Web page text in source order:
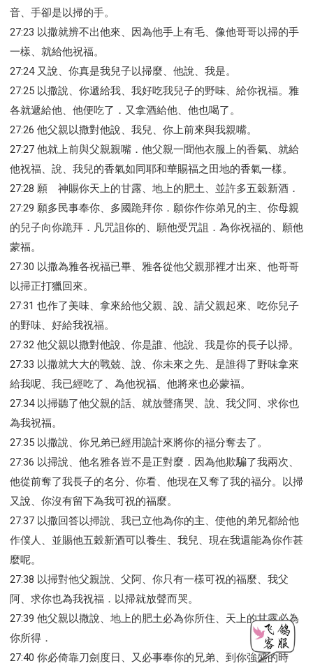
音、手卻是以掃的手。
27:23 以撒就辨不出他來、因為他手上有毛、像他哥哥以掃的手
一樣、就給他祝福。
27:24 又說、你真是我兒子以掃麼、他說、我是。
27:25 以撒說、你遞給我、我好吃我兒子的野味、給你祝福。雅
各就遞給他、他便吃了．又拿酒給他、他也喝了。
27:26 他父親以撒對他說、我兒、你上前來與我親嘴。
27:27 他就上前與父親親嘴．他父親一聞他衣服上的香氣、就給
他祝福、說、我兒的香氣如同耶和華賜福之田地的香氣一樣。
27:28 願 神賜你天上的甘露、地上的肥土、並許多五穀新酒．
27:29 願多民事奉你、多國跪拜你．願你作你弟兄的主、你母親
的兒子向你跪拜．凡咒詛你的、願他受咒詛．為你祝福的、願他
蒙福。
27:30 以撒為雅各祝福已畢、雅各從他父親那裡才出來、他哥哥
以掃正打獵回來。
27:31 也作了美味、拿來給他父親、說、請父親起來、吃你兒子
的野味、好給我祝福。
27:32 他父親以撒對他說、你是誰、他說、我是你的長子以掃。
27:33 以撒就大大的戰兢、說、你未來之先、是誰得了野味拿來
給我呢、我已經吃了、為他祝福、他將來也必蒙福。
27:34 以掃聽了他父親的話、就放聲痛哭、說、我父阿、求你也
為我祝福。
27:35 以撒說、你兄弟已經用詭計來將你的福分奪去了。
27:36 以掃說、他名雅各豈不是正對麼．因為他欺騙了我兩次、
他從前奪了我長子的名分、你看、他現在又奪了我的福分。以掃
又說、你沒有留下為我可祝的福麼。
27:37 以撒回答以掃說、我已立他為你的主、使他的弟兄都給他
作僕人、並賜他五穀新酒可以養生、我兒、現在我還能為你作甚
麼呢。
27:38 以掃對他父親說、父阿、你只有一樣可祝的福麼、我父
阿、求你也為我祝福．以掃就放聲而哭。
27:39 他父親以撒說、地上的肥土必為你所住、天上的甘露必為
你所得．
27:40 你必倚靠刀劍度日、又必事奉你的兄弟、到你強盛的時